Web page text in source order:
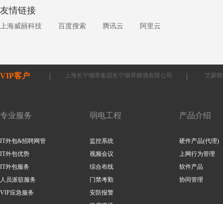
友情链接
上海威丽科技 百度搜索 腾讯云 阿里云
VIP客户 上海长宁烟草集团长宁烟草糖酒有限公司 艾蒙
专业服务
IT外包&招聘网管
IT外包优势
IT外包服务
人员派驻服务
VIP应急服务
弱电工程
监控系统
视频会议
综合布线
门禁考勤
安防报警
产品介绍
硬件产品(代理)
上网行为管理
软件产品
协同管理